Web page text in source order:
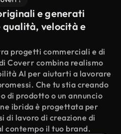
e generati
velocità e
progetti commerciali e di
Coverr combina realismo
AI per aiutarti a lavorare
Che tu stia creando
di prodotto o un annuncio
ibrida è progettata per
di lavoro di creazione di
contempo il tuo brand.